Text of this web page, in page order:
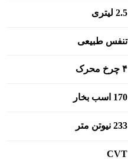
2.5 لیتری
تنفس طبیعی
۴ چرخ محرک
170 اسب بخار
233 نیوتن متر
CVT